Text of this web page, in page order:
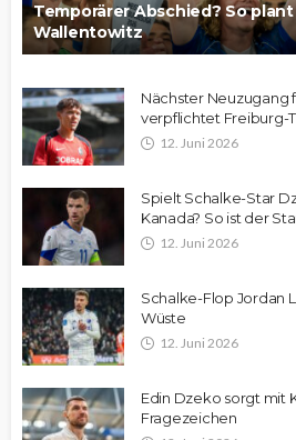
Temporärer Abschied? So
Wallentowitz
Nächster Neuzugang
verpflichtet Freiburg-
12. Juni 2026
Spielt Schalke-Star
Kanada? So ist der
12. Juni 2026
Schalke-Flop Jordan
Wüste
12. Juni 2026
Edin Dzeko sorgt mit
Fragezeichen